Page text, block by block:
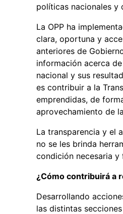
políticas nacionales y
La OPP ha
clara, oportuna y
anteriores de
información acerca
nacional y sus
es contribuir a la
emprendidas, de
aprovechamiento de
La transparencia y el
no se les brinda
condición necesaria
¿Cómo contribuirá a
Desarrollando
las distintas